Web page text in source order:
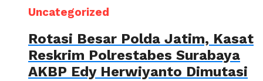
Uncategorized
Rotasi Besar Polda Jatim, Kasat
Reskrim Polrestabes Surabaya
AKBP Edy Herwiyanto Dimutasi